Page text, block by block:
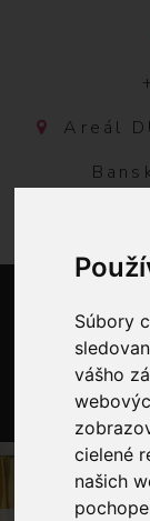
Súbory
vášho
cielené
našich
Areál